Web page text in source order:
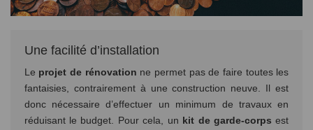
Une facilité d’installation
Le projet de rénovation ne permet pas de faire toutes les
fantaisies, contrairement à une construction neuve. Il est
donc nécessaire d’effectuer un minimum de travaux en
réduisant le budget. Pour cela, un kit de garde-corpsest